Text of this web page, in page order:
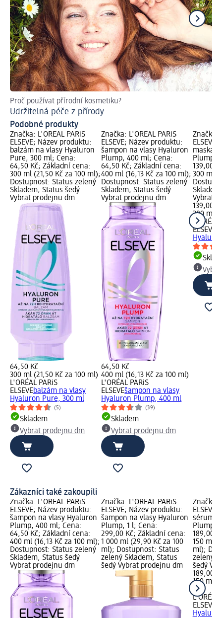
Proč používat přírodní kosmetiku?
Udržitelná péče z přírody
Podobné produkty
Značka: L'ORÉAL PARiS
ELSEVE; Název produktu:
balzám na vlasy Hyaluron
Pure, 300 ml; Cena:
64,50 Kč; Základní cena:
300 ml (21,50 Kč za 100 ml);
Dostupnost: Status zelený
Skladem, Status šedý
Vybrat prodejnu dm
64,50 Kč
300 ml (21,50 Kč za 100 ml)
L'ORÉAL PARiS
ELSEVEbalzám na vlasy
Hyaluron Pure, 300 ml
(5)
Skladem
Vybrat prodejnu dm
Značka: L'ORÉAL PARiS
ELSEVE; Název produktu:
šampon na vlasy Hyaluron
Plump, 400 ml; Cena:
64,50 Kč; Základní cena:
400 ml (16,13 Kč za 100 ml);
Dostupnost: Status zelený
Skladem, Status šedý
Vybrat prodejnu dm
64,50 Kč
400 ml (16,13 Kč za 100 ml)
L'ORÉAL PARiS
ELSEVEšampon na vlasy
Hyaluron Plump, 400 ml
(39)
Skladem
Vybrat prodejnu dm
Značka:
maska
Plump,
139,00
300 ml
Vybrat
139,00
300 ml
ELSEVE
Zákazníci také zakoupili
Značka: L'ORÉAL PARiS
ELSEVE; Název produktu:
šampon na vlasy Hyaluron
Plump, 400 ml; Cena:
64,50 Kč; Základní cena:
400 ml (16,13 Kč za 100 ml);
Dostupnost: Status zelený
Skladem, Status šedý
Vybrat prodejnu dm
Značka: L'ORÉAL PARiS
ELSEVE; Název produktu:
šampon na vlasy Hyaluron
Plump, 1 l; Cena:
299,00 Kč; Základní cena:
1 000 ml (29,90 Kč za 100
ml); Dostupnost: Status
zelený Skladem, Status
šedý Vybrat prodejnu dm
Značka:
sérum
Plump,
189,00
150 ml
ml);
zelený
šedý
189,00
150 ml
ml)
L'ORÉAL
ELSEVE